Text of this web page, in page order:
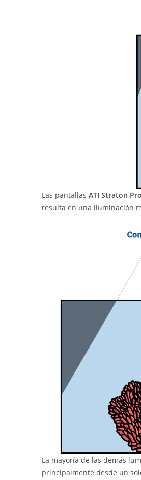
Las pantallas ATI Straton Pro
resulta en una iluminación
La mayoría de las demás
principalmente desde un